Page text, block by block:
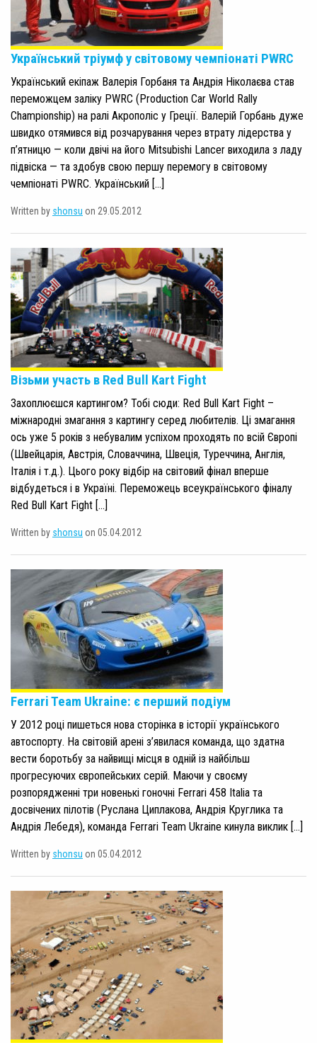
Український тріумф у світовому чемпіонаті PWRC
Український екіпаж Валерія Горбаня та Андрія Ніколаєва став
переможцем заліку PWRC (Production Car World Rally
Championship) на ралі Акрополіс у Греції. Валерій Горбань дуже
швидко отямився від розчарування через втрату лідерства у
п’ятницю — коли двічі на його Mitsubishi Lancer виходила з ладу
підвіска — та здобув свою першу перемогу в світовому
чемпіонаті PWRC. Український […]
Written by shonsu on 29.05.2012
Візьми участь в Red Bull Kart Fight
Захоплюєшся картингом? Тобі сюди: Red Bull Kart Fight –
міжнародні змагання з картингу серед любителів. Ці змагання
ось уже 5 років з небувалим успіхом проходять по всій Європі
(Швейцарія, Австрія, Словаччина, Швеція, Туреччина, Англія,
Італія і т.д.). Цього року відбір на світовий фінал вперше
відбудеться і в Україні. Переможець всеукраїнського фіналу
Red Bull Kart Fight […]
Written by shonsu on 05.04.2012
Ferrari Team Ukraine: є перший подіум
У 2012 році пишеться нова сторінка в історії українського
автоспорту. На світовій арені з’явилася команда, що здатна
вести боротьбу за найвищі місця в одній із найбільш
прогресуючих європейських серій. Маючи у своєму
розпорядженні три новенькі гоночні Ferrari 458 Italia та
досвічених пілотів (Руслана Циплакова, Андрія Круглика та
Андрія Лебедя), команда Ferrari Team Ukraine кинула виклик […]
Written by shonsu on 05.04.2012